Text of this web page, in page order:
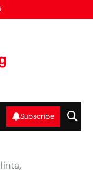
Subscribe